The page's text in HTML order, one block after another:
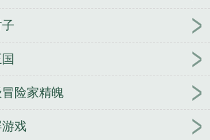
险家精魄
戏